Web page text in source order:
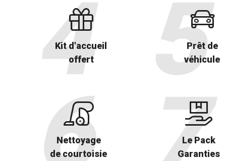
Kit d'accueil
offert
Prêt de
véhicule
Nettoyage
de courtoisie
Le Pack
Garanties